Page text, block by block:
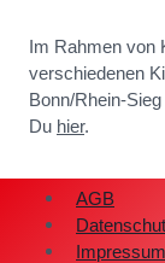
Im Rahmen von
verschiedenen
Bonn/Rhein-
Du hier.
AGB
Impressum